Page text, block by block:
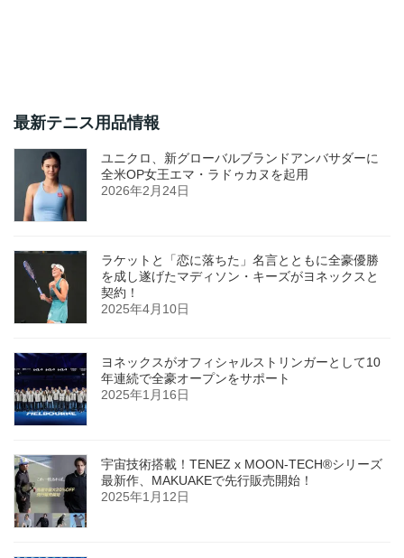
最新テニス用品情報
ユニクロ、新グローバルブランドアンバサダーに
全米OP女王エマ・ラドゥカヌを起用
2026年2月24日
ラケットと「恋に落ちた」名言とともに全豪優勝
を成し遂げたマディソン・キーズがヨネックスと
契約！
2025年4月10日
ヨネックスがオフィシャルストリンガーとして10
年連続で全豪オープンをサポート
2025年1月16日
宇宙技術搭載！TENEZ x MOON-TECH®シリーズ
最新作、MAKUAKEで先行販売開始！
2025年1月12日